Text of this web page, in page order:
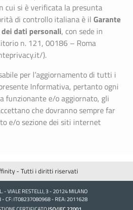
cui si è verificata la presunta
di controllo italiana è il Garante
dati personali, con sede in
n. 121, 00186 – Roma
).
per l’aggiornamento di tutti i
Informativa, pertanto ogni
funzionante e/o aggiornato, gli
che dovranno sempre far
e/o sezione dei siti internet
- Tutti i diritti riservati
- VIALE RESTELLI, 3 - 20124 MILANO
CF: IT08237080968 - REA: 2011628